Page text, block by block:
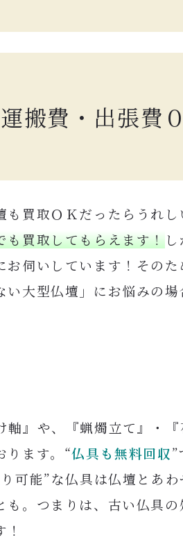
搬費・出張費
も買取ＯＫだったらうれ
も買取してもらえます！
お伺いしています！その
大型仏壇」にお悩みの
軸』や、『蝋燭立て』・
ります。“仏具も無料回収
可能”な仏具は仏壇とあ
も。つまりは、古い仏具